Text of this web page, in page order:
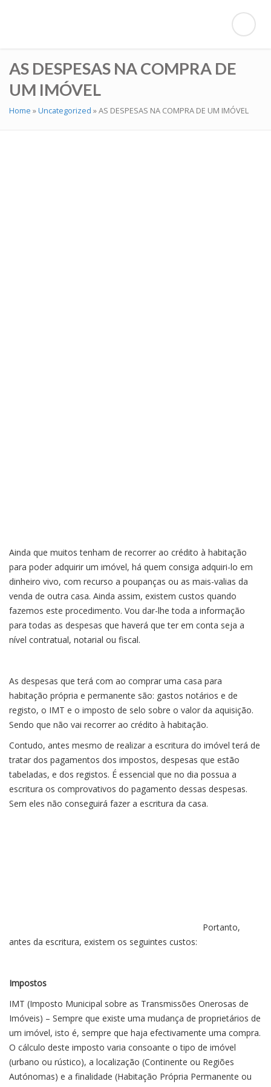
AS DESPESAS NA COMPRA DE
UM IMÓVEL
Home »Uncategorized »AS DESPESAS NA COMPRA DE UM IMÓVEL
Ainda que muitos tenham de recorrer ao crédito à habitação
para poder adquirir um imóvel, há quem consiga adquiri-lo em
dinheiro vivo, com recurso a poupanças ou as mais-valias da
venda de outra casa. Ainda assim, existem custos quando
fazemos este procedimento. Vou dar-lhe toda a informação
para todas as despesas que haverá que ter em conta seja a
nível contratual, notarial ou fiscal.
As despesas que terá com ao comprar uma casa para
habitação própria e permanente são: gastos notários e de
registo, o IMT e o imposto de selo sobre o valor da aquisição.
Sendo que não vai recorrer ao crédito à habitação.
Contudo, antes mesmo de realizar a escritura do imóvel terá de
tratar dos pagamentos dos impostos, despesas que estão
tabeladas, e dos registos. É essencial que no dia possua a
escritura os comprovativos do pagamento dessas despesas.
Sem eles não conseguirá fazer a escritura da casa.
Portanto,
antes da escritura, existem os seguintes custos:
Impostos
IMT (Imposto Municipal sobre as Transmissões Onerosas de
Imóveis) – Sempre que existe uma mudança de proprietários de
um imóvel, isto é, sempre que haja efectivamente uma compra.
O cálculo deste imposto varia consoante o tipo de imóvel
(urbano ou rústico), a localização (Continente ou Regiões
Autónomas) e a finalidade (Habitação Própria Permanente ou